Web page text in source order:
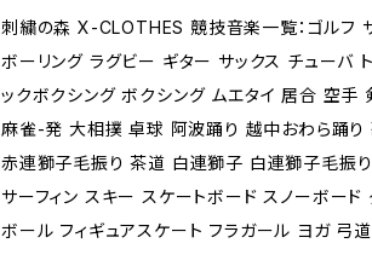
刺繍の森 X-CLOTHES 競技音楽一覧：ゴルフ
ボーリング ラグビー ギター サックス チューバ
ックボクシング ボクシング ムエタイ 居合 空
麻雀-発 大相撲 卓球 阿波踊り 越中おわら踊
赤連獅子毛振り 茶道 白連獅子 白連獅子毛振
サーフィン スキー スケートボード スノーボード
ボール フィギュアスケート フラガール ヨガ